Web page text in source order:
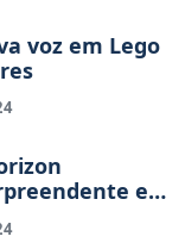
voz em Lego
e